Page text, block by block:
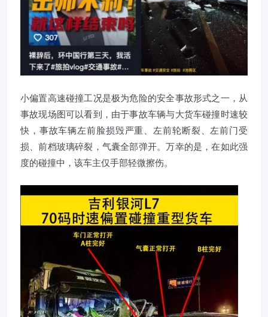
小偏置高速碰撞工况是极为危险的安全事故形式之一，从
事故现场图可以看到，由于事故车辆与大货车碰撞时速较
快，事故车辆左前脸损毁严重、左前轮断裂、左前门受
损、前档玻璃碎裂，气囊全部弹开。万幸的是，在如此强
度的碰撞中，该车主仅手部轻微擦伤。